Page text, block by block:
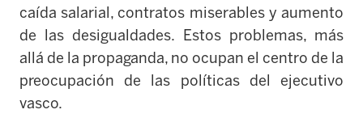
caída salarial, contratos miserables y aumento
de las desigualdades. Estos problemas, más
allá de la propaganda, no ocupan el centro de la
preocupación de las políticas del ejecutivo
vasco.